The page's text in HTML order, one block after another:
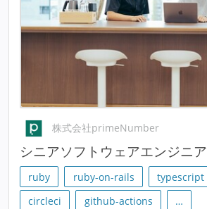
株式会社primeNumber
シニアソフトウェアエンジニア
ruby ruby-on-rails typescript
circleci
github-actions …